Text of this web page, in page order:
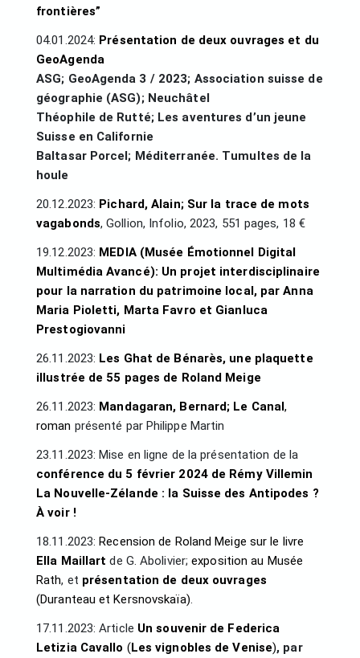
frontières”
04.01.2024: Présentation de deux ouvrages et du
GeoAgenda
ASG; GeoAgenda 3 / 2023; Association suisse de
géographie (ASG); Neuchâtel
Théophile de Rutté; Les aventures d’un jeune
Suisse en Californie
Baltasar Porcel; Méditerranée. Tumultes de la
houle
20.12.2023: Pichard, Alain; Sur la trace de mots
vagabonds, Gollion, Infolio, 2023, 551 pages, 18 €
19.12.2023: MEDIA (Musée Émotionnel Digital
Multimédia Avancé): Un projet interdisciplinaire
pour la narration du patrimoine local, par Anna
Maria Pioletti, Marta Favro et Gianluca
Prestogiovanni
26.11.2023: Les Ghat de Bénarès, une plaquette
illustrée de 55 pages de Roland Meige
26.11.2023: Mandagaran, Bernard; Le Canal,
roman présenté par Philippe Martin
23.11.2023: Mise en ligne de la présentation de la
conférence du 5 février 2024 de Rémy Villemin
La Nouvelle-Zélande : la Suisse des Antipodes ?
À voir !
18.11.2023:Recension de Roland Meige sur le livre
Ella Maillart de G. Abolivier;exposition au Musée
Rath, et présentation de deux ouvrages
(Duranteau et Kersnovskaïa)
17.11.2023: Article Un souvenir de Federica
Letizia Cavallo (Les vignobles de Venise), par